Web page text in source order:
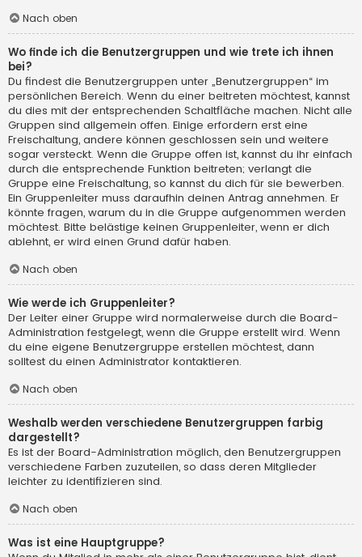
Nach oben
Wo finde ich die Benutzergruppen und wie trete ich ihnen
bei?
Du findest die Benutzergruppen unter „Benutzergruppen“ im
persönlichen Bereich. Wenn du einer beitreten möchtest, kannst
du dies mit der entsprechenden Schaltfläche machen. Nicht alle
Gruppen sind allgemein offen. Einige erfordern erst eine
Freischaltung, andere können geschlossen sein und weitere
sogar versteckt. Wenn die Gruppe offen ist, kannst du ihr einfach
durch die entsprechende Funktion beitreten; verlangt die
Gruppe eine Freischaltung, so kannst du dich für sie bewerben.
Ein Gruppenleiter muss daraufhin deinen Antrag annehmen. Er
könnte fragen, warum du in die Gruppe aufgenommen werden
möchtest. Bitte belästige keinen Gruppenleiter, wenn er dich
ablehnt, er wird einen Grund dafür haben.
Nach oben
Wie werde ich Gruppenleiter?
Der Leiter einer Gruppe wird normalerweise durch die Board-
Administration festgelegt, wenn die Gruppe erstellt wird. Wenn
du eine eigene Benutzergruppe erstellen möchtest, dann
solltest du einen Administrator kontaktieren.
Nach oben
Weshalb werden verschiedene Benutzergruppen farbig
dargestellt?
Es ist der Board-Administration möglich, den Benutzergruppen
verschiedene Farben zuzuteilen, so dass deren Mitglieder
leichter zu identifizieren sind.
Nach oben
Was ist eine Hauptgruppe?